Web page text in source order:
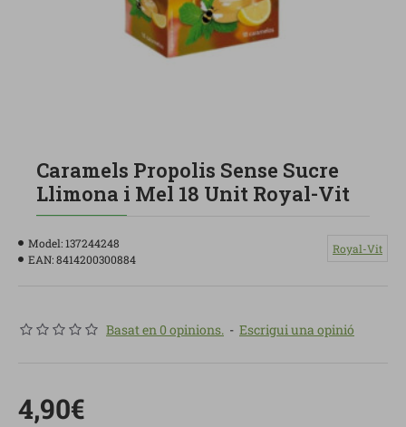
Caramels Propolis Sense Sucre
Llimona i Mel 18 Unit Royal-Vit
Model:137244248
EAN:8414200300884
Royal-Vit
Basat en 0 opinions. - Escrigui una opinió
4,90€